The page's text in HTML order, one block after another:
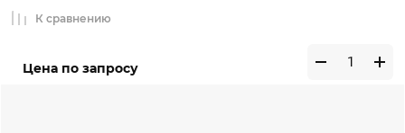
Цена по запросу
К сравнению